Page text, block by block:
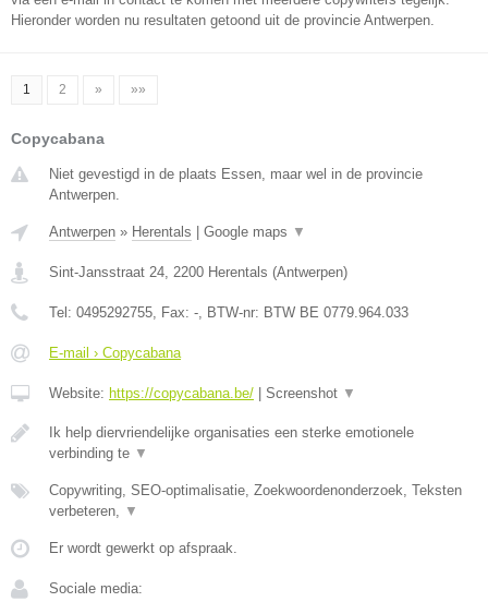
Hieronder worden nu resultaten getoond uit de provincie Antwerpen.
1 2 » »»
Copycabana
Niet gevestigd in de plaats Essen, maar wel in de provincie
Antwerpen.
Antwerpen » Herentals Google maps ▼
Sint-Jansstraat 24, 2200 Herentals (Antwerpen)
Tel: 0495292755, Fax: -, BTW-nr: BTW BE 0779.964.033
E-mail › Copycabana
Website: https://copycabana.be/ Screenshot ▼
Ik help diervriendelijke organisaties een sterke emotionele
verbinding te ▼
Copywriting, SEO-optimalisatie, Zoekwoordenonderzoek, Teksten
verbeteren, ▼
Er wordt gewerkt op afspraak.
Sociale media: